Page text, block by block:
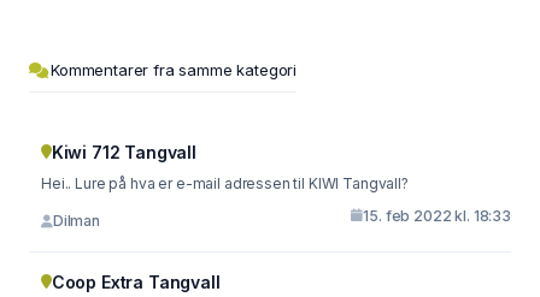
Kommentarer fra samme kategori
Kiwi 712 Tangvall
Hei.. Lure på hva er e-mail adressen til KIWI Tangvall?
Dilman 15. feb 2022 kl. 18:33
Coop Extra Tangvall